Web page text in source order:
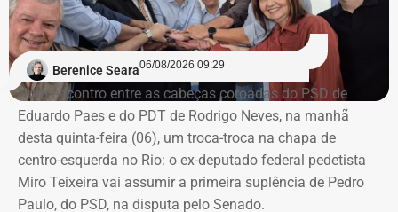
formalmente o comando da nova secretaria unificada;
Roberta Simões Maia foi exonerada, a pedido, do cargo
de superintendente de Retenção e Atração de
Investimentos do Desenvolvimento Econômico;
Joel de Oliveira Suhett Filho foi desligado do posto de
assessor-chefe de Assuntos Estratégicos da Polícia
Militar;
Henrique Gustavo dos Santos Frickmann foi exonerado, a
pedido, do cargo de subsecretário adjunto de Obrasda
ainda era universitário. Com a comparação entre
documentos físicos e registros nos sistemas do Tribunal
de Justiça, foram identificadas alterações em processos.
O Ministério Público (MPRJ), então, passou a conferir
ações civis públicas e processos de improbidade —
relativos a agentes públicos — que tramitavam na vara, e
foram identificadas diversas adulterações, principalmente
em processos nos quais Núbia Cozzolino aparecia como
interessada ou ré.
Berenice Seara06/08/2026 09:29
Num encontro entre as cabeças coroadas do PSD de
Eduardo Paes e do PDT de Rodrigo Neves, na manhã
desta quinta-feira (06), um troca-troca na chapa de
centro-esquerda no Rio: o ex-deputado federal pedetista
Miro Teixeira vai assumir a primeira suplência de Pedro
Paulo, do PSD, na disputa pelo Senado.